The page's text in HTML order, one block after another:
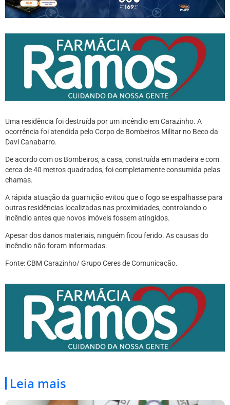
Uma residência foi destruída por um incêndio em Carazinho. A
ocorrência foi atendida pelo Corpo de Bombeiros Militar no Beco da
Davi Canabarro.
De acordo com os Bombeiros, a casa, construída em madeira e com
cerca de 40 metros quadrados, foi completamente consumida pelas
chamas.
A rápida atuação da guarnição evitou que o fogo se espalhasse para
outras residências localizadas nas proximidades, controlando o
incêndio antes que novos imóveis fossem atingidos.
Apesar dos danos materiais, ninguém ficou ferido. As causas do
incêndio não foram informadas.
Fonte: CBM Carazinho/ Grupo Ceres de Comunicação.
Leia mais